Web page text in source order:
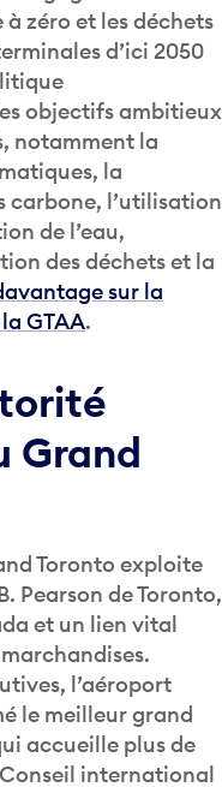
zéro et les déchets
d’ici 2050
objectifs ambitieux
notamment la
la
carbone, l’utilisation
de l’eau,
des déchets et la
sur la
GTAA.
Grand
Toronto exploite
Pearson de Toronto,
et un lien vital
l’aéroport
le meilleur grand
accueille plus de
international